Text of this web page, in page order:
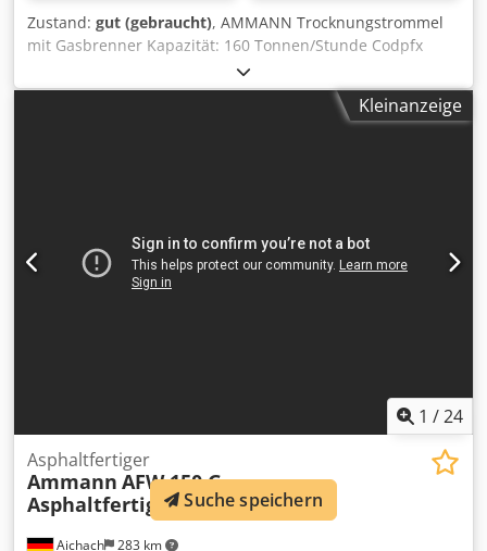
Zustand: gut (gebraucht), AMMANN Trocknungstrommel
mit Gasbrenner Kapazität: 160 Tonnen/Stunde Codpfx
Afoywctzs Eorf Baujahr: 2006
Kleinanzeige
1 /24
Aichach 283 km
Asphaltfertiger
Ammann AFW 150 G
Asphaltfertiger Verbreiterung
Suche speichern